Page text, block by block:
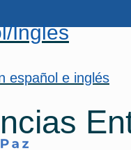
Inglés
español e inglés